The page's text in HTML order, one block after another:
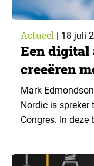
Actueel | 18 juli
Een
creeëren
Mark
Nordic is
Congres. In